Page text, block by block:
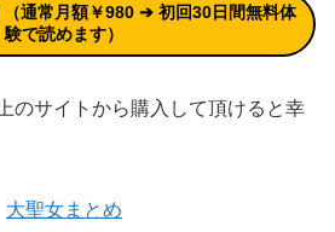
（通常月額￥980 ➔ 初回30日間無料体
験で読めます）
のサイトから購入して頂けると幸
大聖女まとめ